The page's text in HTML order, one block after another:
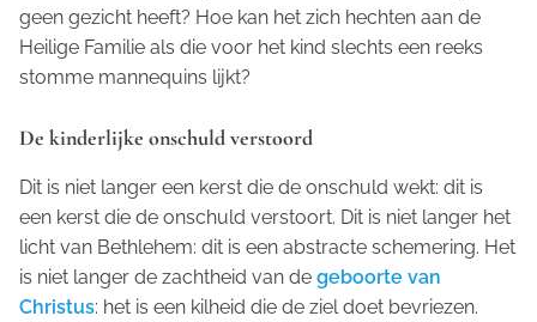
geen gezicht heeft? Hoe kan het zich hechten aan de
Heilige Familie als die voor het kind slechts een reeks
stomme mannequins lijkt?
De kinderlijke onschuld verstoord
Dit is niet langer een kerst die de onschuld wekt: dit is
een kerst die de onschuld verstoort. Dit is niet langer het
licht van Bethlehem: dit is een abstracte schemering. Het
is niet langer de zachtheid van de geboorte van
Christus: het is een kilheid die de ziel doet bevriezen.